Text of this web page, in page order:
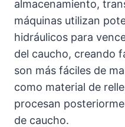
almacenamiento,
máquinas utilizan
hidráulicos para
del caucho, creando
son más fáciles de
como material de
procesan
de caucho.